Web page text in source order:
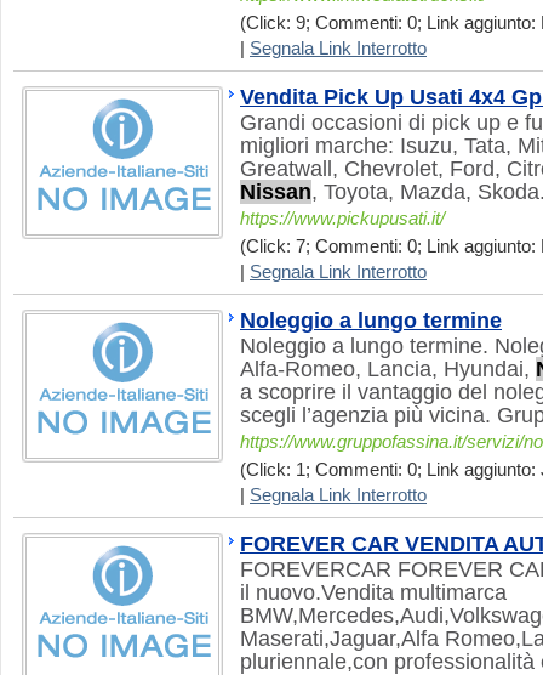
(Click: 9; Commenti: 0; Link aggiunto:
Segnala Link Interrotto
Vendita Pick Up Usati 4x4
Grandi occasioni di pick up e
migliori marche: Isuzu, Tata,
Greatwall, Chevrolet, Ford,
Nissan, Toyota, Mazda,
https://www.pickupusati.it/
(Click: 7; Commenti: 0; Link aggiunto:
Segnala Link Interrotto
Noleggio a lungo termine
Noleggio a lungo termine.
Alfa-Romeo, Lancia, Hyundai,
a scoprire il vantaggio del
scegli l’agenzia più vicina.
https://www.gruppofassina.it/servizi/
(Click: 1; Commenti: 0; Link aggiunto:
Segnala Link Interrotto
FOREVER CAR VENDITA
FOREVERCAR FOREVER
il nuovo.Vendita multimarca
Maserati,Jaguar,Alfa
pluriennale,con